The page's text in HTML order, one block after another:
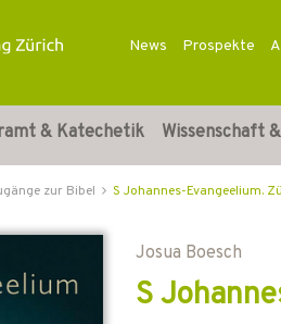
News Prospekte
& Katechetik Wissenschaft
zur Bibel S Johannes-Evangeelium.
Josua Boesch
S